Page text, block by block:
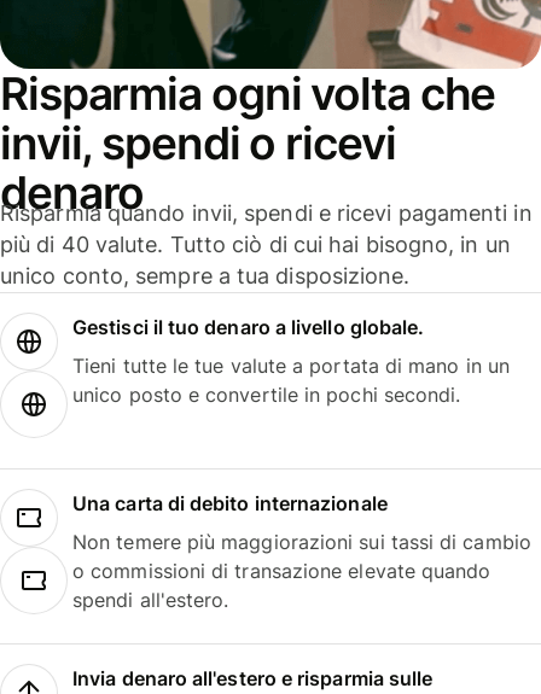
Risparmia ogni volta che
invii, spendi o ricevi
denaro
Risparmia quando invii, spendi e ricevi pagamenti in
più di 40 valute. Tutto ciò di cui hai bisogno, in un
unico conto, sempre a tua disposizione.
Gestisci il tuo denaro a livello globale.
Tieni tutte le tue valute a portata di mano in un
unico posto e convertile in pochi secondi.
Una carta di debito internazionale
Non temere più maggiorazioni sui tassi di cambio
o commissioni di transazione elevate quando
spendi all'estero.
Invia denaro all'estero e risparmia sulle